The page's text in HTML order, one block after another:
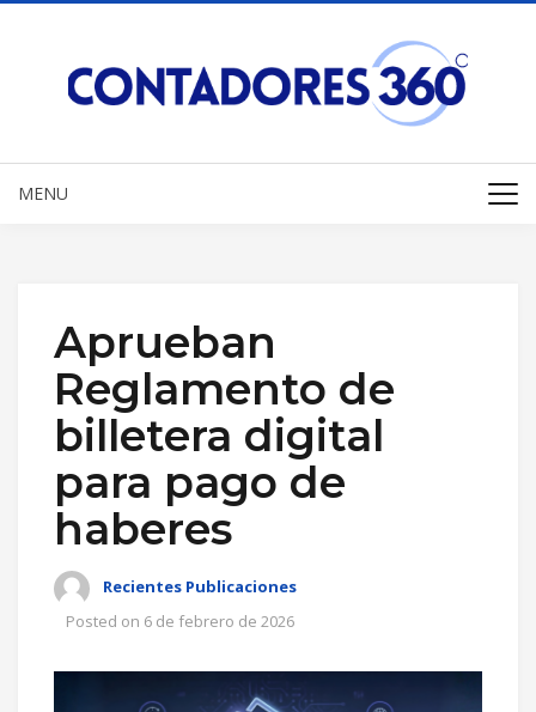
MENU
Aprueban
Reglamento de
billetera digital
para pago de
haberes
Recientes Publicaciones
Posted on 6 de febrero de 2026